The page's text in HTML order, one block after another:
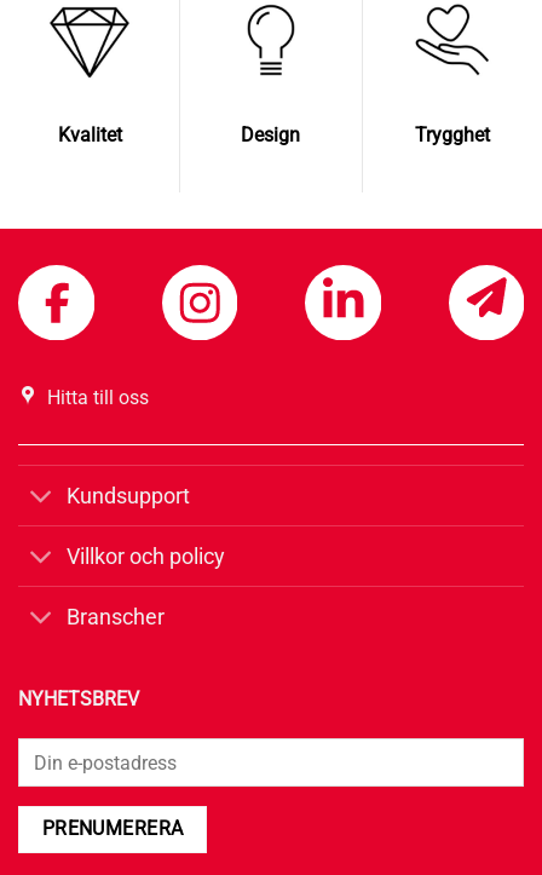
Kvalitet Design Trygghet
Hitta till oss
Kundsupport
Villkor och policy
Branscher
NYHETSBREV